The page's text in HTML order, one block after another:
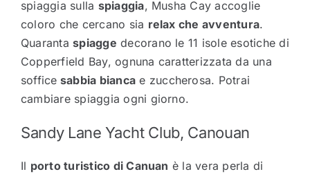
spiaggia sulla spiaggia, Musha Cay accoglie
coloro che cercano sia relax che avventura.
Quarantaspiagge decorano le 11 isole esotiche di
Copperfield Bay, ognuna caratterizzata da una
soffice sabbia bianca e zuccherosa. Potrai
cambiare spiaggia ogni giorno.
Sandy Lane Yacht Club, Canouan
Il porto turistico di Canuan è la vera perla di